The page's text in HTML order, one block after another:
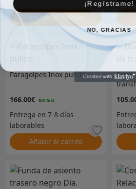
Añadir al carrito
Paragolpes Inox pulido
166.00€
Añadir al carrito
¡Regístrame!
NO, GRACIAS